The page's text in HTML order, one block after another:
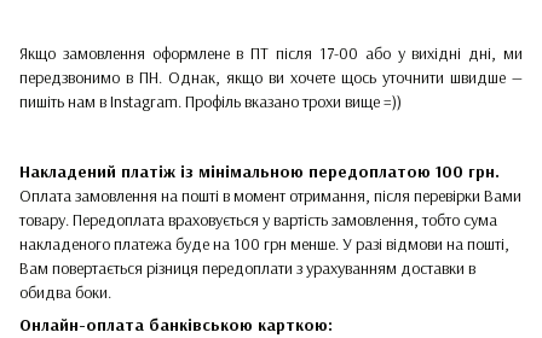
Якщо замовлення оформлене в ПТ після 17-00 або у вихідні дні, ми
передзвонимо в ПН. Однак, якщо ви хочете щось уточнити швидше —
пишіть нам в Instagram. Профіль вказано трохи вище =))
Накладений платіж із мінімальною передоплатою 100 грн.
Оплата замовлення на пошті в момент отримання, після перевірки Вами
товару. Передоплата враховується у вартість замовлення, тобто сума
накладеного платежа буде на 100 грн менше. У разі відмови на пошті,
Вам повертається різниця передоплати з урахуванням доставки в
обидва боки.
Онлайн-оплата банківською карткою: